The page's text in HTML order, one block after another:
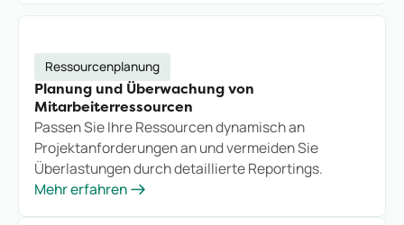
Ressourcenplanung
Planung und Überwachung von
Mitarbeiterressourcen
Passen Sie Ihre Ressourcen dynamisch an
Projektanforderungen an und vermeiden Sie
Überlastungen durch detaillierte Reportings.
Mehr erfahren